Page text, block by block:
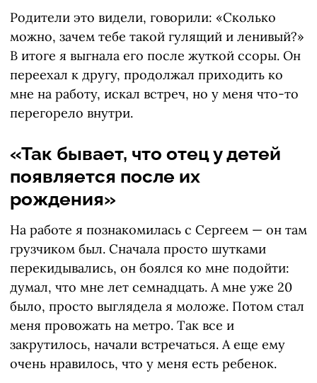
Родители это видели, говорили: «Сколько
можно, зачем тебе такой гулящий и ленивый?»
В итоге я выгнала его после жуткой ссоры. Он
переехал к другу, продолжал приходить ко
мне на работу, искал встреч, но у меня что-то
перегорело внутри.
«Так бывает, что отец у детей
появляется после их
рождения»
На работе я познакомилась с Сергеем — он там
грузчиком был. Сначала просто шутками
перекидывались, он боялся ко мне подойти:
думал, что мне лет семнадцать. А мне уже 20
было, просто выглядела я моложе. Потом стал
меня провожать на метро. Так все и
закрутилось, начали встречаться. А еще ему
очень нравилось, что у меня есть ребенок.